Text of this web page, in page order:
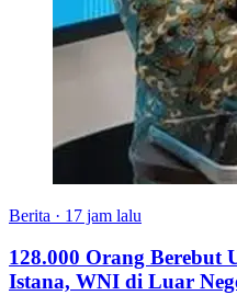
Berita · 17 jam lalu
128.000 Orang Berebut
Istana, WNI di Luar